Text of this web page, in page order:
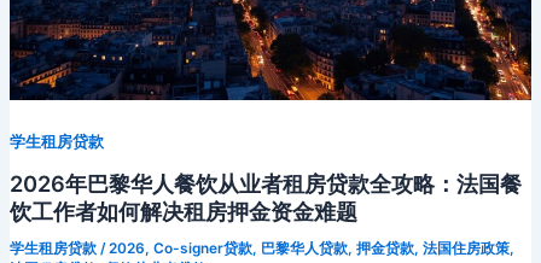
学生租房贷款
2026年巴黎华人餐饮从业者租房贷款全攻略：法国餐
饮工作者如何解决租房押金资金难题
学生租房贷款/2026, Co-signer贷款, 巴黎华人贷款, 押金贷款, 法国住房政策,